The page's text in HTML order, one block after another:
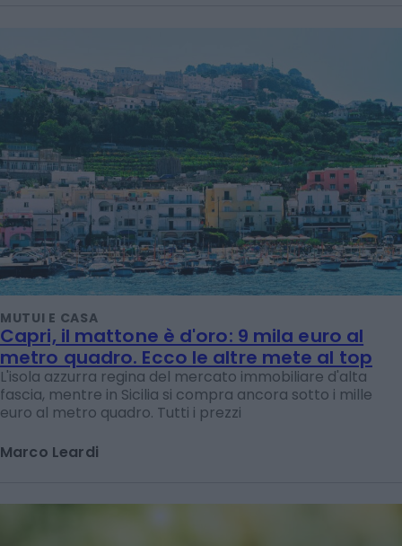
MUTUI E CASA
Capri, il mattone è d'oro: 9 mila euro al
metro quadro. Ecco le altre mete al top
L'isola azzurra regina del mercato immobiliare d'alta
fascia, mentre in Sicilia si compra ancora sotto i mille
euro al metro quadro. Tutti i prezzi
Marco Leardi